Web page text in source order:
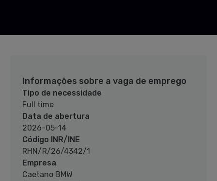
Informações sobre a vaga de emprego
Tipo de necessidade
Full time
Data de abertura
2026-05-14
Código INR/INE
RHN/R/26/4342/1
Empresa
Caetano BMW